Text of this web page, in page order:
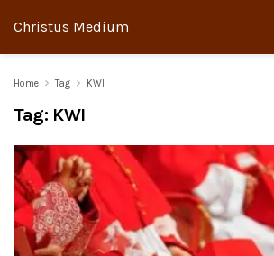
Christus Medium
Home Tag KWI
Tag: KWI